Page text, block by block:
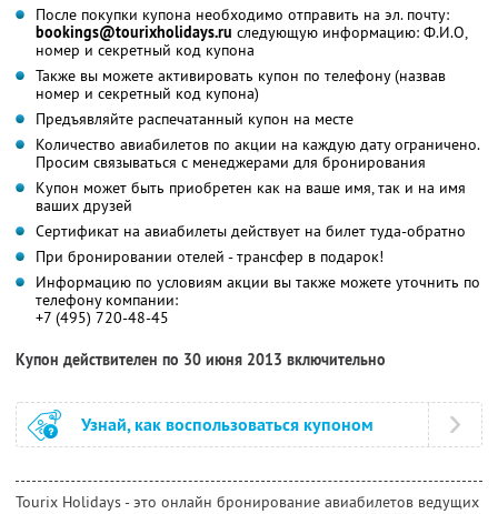
После покупки купона необходимо отправить на эл. почту:
bookings@tourixholidays.ru следующую информацию: Ф.И.О,
номер и секретный код купона
Также вы можете активировать купон по телефону (назвав
номер и секретный код купона)
Предъявляйте распечатанный купон на месте
Количество авиабилетов по акции на каждую дату ограничено.
Просим связываться с менеджерами для бронирования
Купон может быть приобретен как на ваше имя, так и на имя
ваших друзей
Сертификат на авиабилеты действует на билет туда-обратно
При бронировании отелей - трансфер в подарок!
Информацию по условиям акции вы также можете уточнить по
телефону компании:
+7 (495) 720-48-45
Купон действителен по 30 июня 2013 включительно
Узнай, как воспользоваться купоном
Tourix Holidays - это онлайн бронирование авиабилетов ведущих